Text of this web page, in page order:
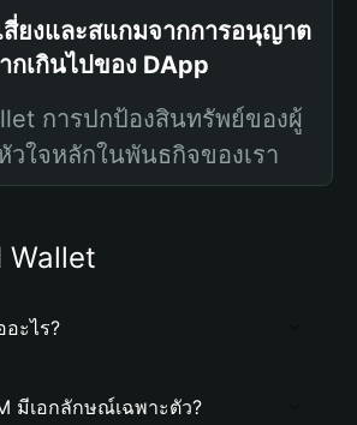
สี่ยงและสแกมจากการอนุญาต
กเกินไปของ DApp
การปกป้องสินทรัพย์ของผู้
วใจหลักในพันธกิจของเรา
Wallet
อะไร?
มีเอกลักษณ์เฉพาะตัว?